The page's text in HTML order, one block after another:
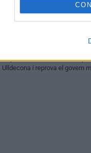
L’oposició en bloc tomba el
Ulldecona i reprova el govern